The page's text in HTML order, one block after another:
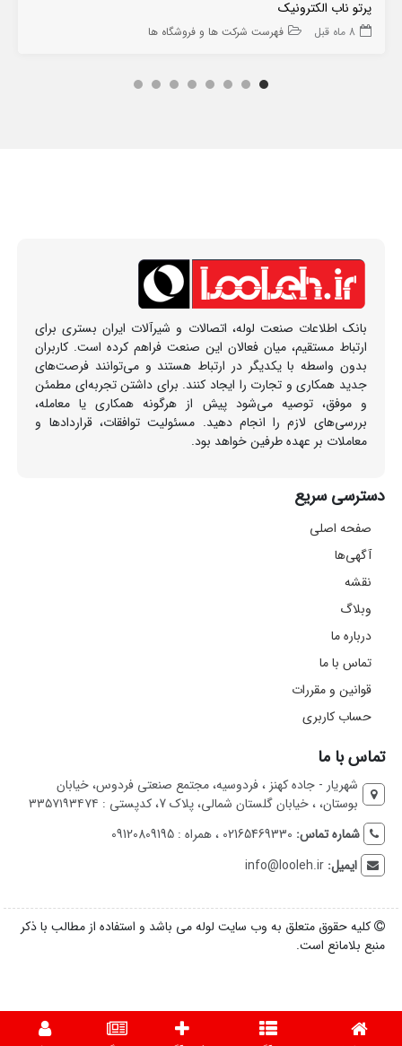
پرتو ناب الکترونیک
8 ماه قبل فهرست شرکت ها و فروشگاه ها
بانک اطلاعات صنعت لوله، اتصالات و شیرآلات ایران بستری برای
ارتباط مستقیم، میان فعالان این صنعت فراهم کرده است. کاربران
بدون واسطه با یکدیگر در ارتباط هستند و می‌توانند فرصت‌های
جدید همکاری و تجارت را ایجاد کنند. برای داشتن تجربه‌ای مطمئن
و موفق، توصیه می‌شود پیش از هرگونه همکاری یا معامله،
بررسی‌های لازم را انجام دهید. مسئولیت توافقات، قراردادها و
معاملات بر عهده طرفین خواهد بود.
دسترسی سریع
صفحه اصلی
آگهی‌ها
نقشه
وبلاگ
درباره ما
تماس با ما
قوانین و مقررات
حساب کاربری
تماس با ما
شهریار - جاده کهنز ، فردوسیه، مجتمع صنعتی فردوس، خیابان
بوستان، ، خیابان گلستان شمالی، پلاک 7، کدپستی : ۳۳۵۷۱۹۳۴۷۴
شماره تماس: 02165469330 ، همراه : 09120809195
ایمیل:info@looleh.ir
کلیه حقوق متعلق به وب سایت لوله می باشد و استفاده از مطالب با ذکر
منبع بلامانع است.